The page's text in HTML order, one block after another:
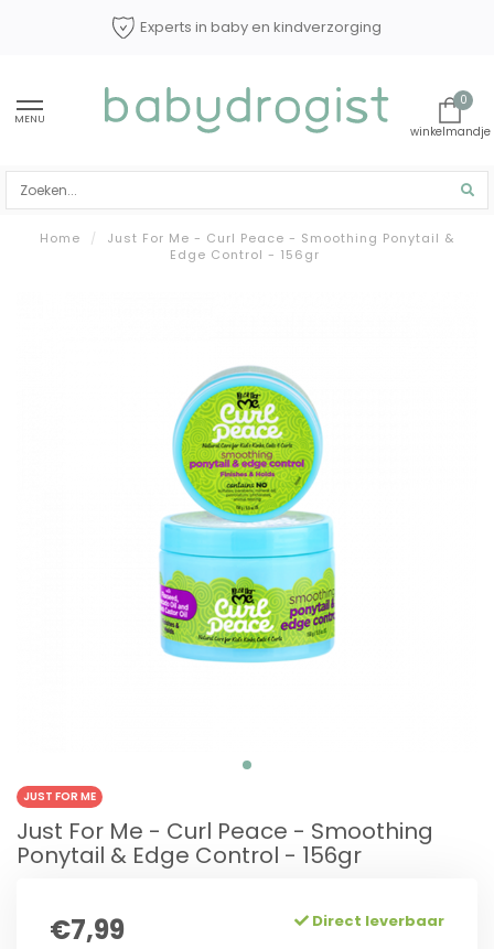
Experts in baby en kindverzorging
MENU
0
Home /
Just For Me - Curl Peace - Smoothing Ponytail &
Edge Control - 156gr
JUST FOR ME
Just For Me - Curl Peace - Smoothing
Ponytail & Edge Control - 156gr
€7,99 Direct leverbaar